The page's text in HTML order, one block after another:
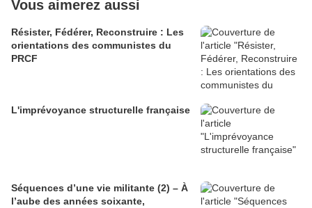
Vous aimerez aussi
Résister, Fédérer, Reconstruire : Les
orientations des communistes du
PRCF
L'imprévoyance structurelle française
Séquences d’une vie militante (2) – À
l’aube des années soixante,